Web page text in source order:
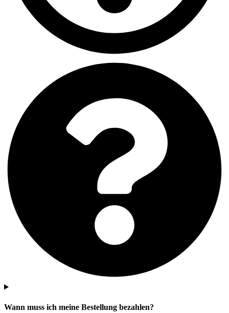
Wann muss ich meine Bestellung bezahlen?